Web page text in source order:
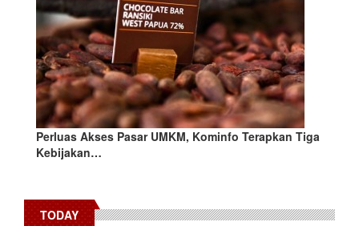
Perluas Akses Pasar UMKM, Kominfo Terapkan Tiga
Kebijakan…
TODAY